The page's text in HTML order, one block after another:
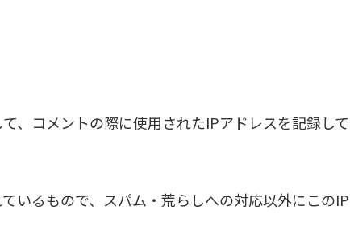
、コメントの際に使用されたIPアドレスを記録して
いるもので、スパム・荒らしへの対応以外にこのIP